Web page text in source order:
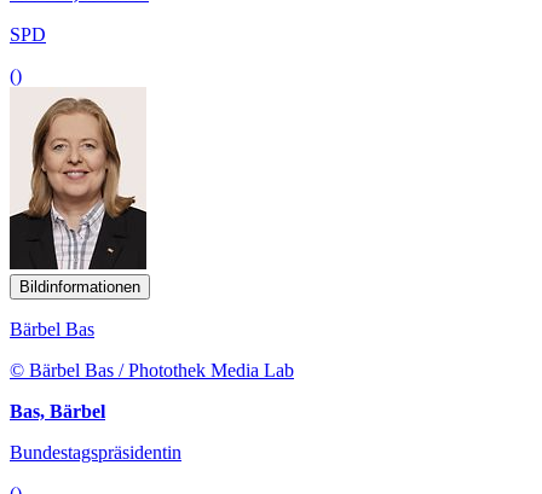
SPD
()
Bildinformationen
Bärbel Bas
© Bärbel Bas / Photothek Media Lab
Bas, Bärbel
Bundestagspräsidentin